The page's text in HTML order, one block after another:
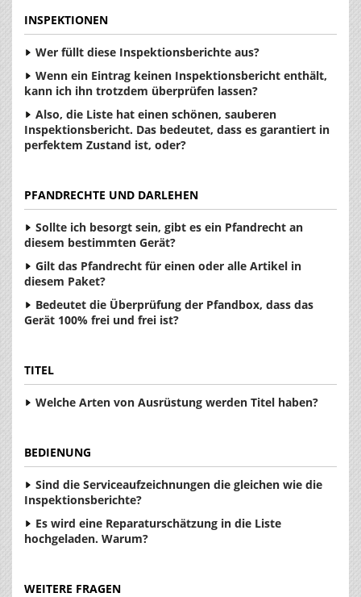
INSPEKTIONEN
Wer füllt diese Inspektionsberichte aus?
Wenn ein Eintrag keinen Inspektionsbericht enthält,
kann ich ihn trotzdem überprüfen lassen?
Also, die Liste hat einen schönen, sauberen
Inspektionsbericht. Das bedeutet, dass es garantiert in
perfektem Zustand ist, oder?
PFANDRECHTE UND DARLEHEN
Sollte ich besorgt sein, gibt es ein Pfandrecht an
diesem bestimmten Gerät?
Gilt das Pfandrecht für einen oder alle Artikel in
diesem Paket?
Bedeutet die Überprüfung der Pfandbox, dass das
Gerät 100% frei und frei ist?
TITEL
Welche Arten von Ausrüstung werden Titel haben?
BEDIENUNG
Sind die Serviceaufzeichnungen die gleichen wie die
Inspektionsberichte?
Es wird eine Reparaturschätzung in die Liste
hochgeladen. Warum?
WEITERE FRAGEN